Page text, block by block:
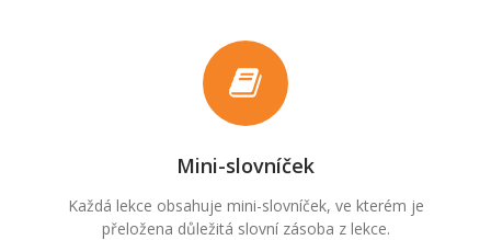
Mini-slovníček
Každá lekce obsahuje mini-slovníček, ve kterém je
přeložena důležitá slovní zásoba z lekce.